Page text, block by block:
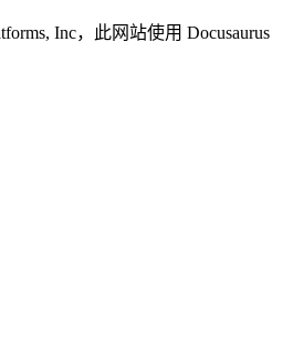
Inc，此网站使用 Docusaurus